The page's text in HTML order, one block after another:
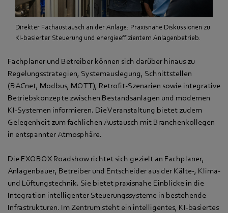
Direkter Fachaustausch an der Anlage: Praxisnahe Diskussionen zu
KI‑basierter Steuerung und energieeffizientem Anlagenbetrieb.
Fachplaner und Betreiber können sich darüber hinaus zu
Regelungsstrategien, Systemauslegung, Schnittstellen
(BACnet, Modbus, MQTT), Retrofit‑Szenarien sowie integrative
Betriebskonzepte zwischen Bestandsanlagen und modernen
KI‑Systemen informieren. Die Veranstaltung bietet zudem
Gelegenheit zum fachlichen Austausch mit Branchenkollegen
in entspannter Atmosphäre.
Die EXOBOX Roadshow richtet sich gezielt an Fachplaner,
Anlagenbauer, Betreiber und Entscheider aus der Kälte-, Klima-
und Lüftungstechnik. Sie bietet praxisnahe Einblicke in die
Integration intelligenter Steuerungssysteme in bestehende
Infrastrukturen. Im Zentrum steht ein intelligentes, KI-basiertes